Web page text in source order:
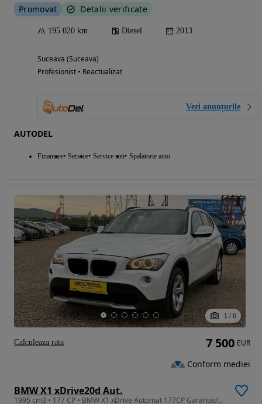
Promovat Detalii verificate
195 020 km Diesel 2013
Suceava (Suceava)
Profesionist • Reactualizat
Vezi anunțurile
AUTODEL
Finantare Service Service roti Spalatorie auto
1 / 6
BMW X1 xDrive20d Aut.
1995 cm3 • 177 CP • BMW X1 xDrive Automat 177CP Garantie/Rate 2.0 Diesel
7 500 EUR
Conform mediei
Calculeaza rata